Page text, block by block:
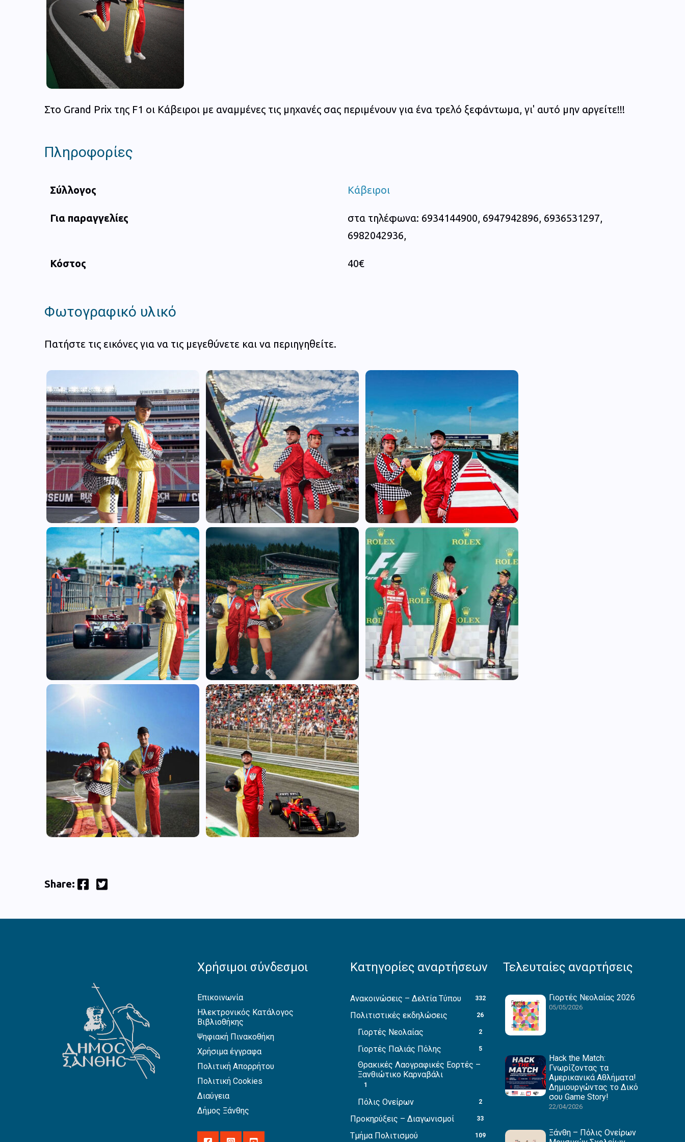
Στο Grand Prix της F1 οι Κάβειροι με αναμμένες τις μηχανές σας περιμένουν για ένα τρελό ξεφάντωμα, γι' αυτό μην αργείτε!!!
Πληροφορίες
Σύλλογος Κάβειροι
Για παραγγελίες
στα τηλέφωνα: 6934144900, 6947942896, 6936531297,
6982042936,
Κόστος 40€
Φωτογραφικό υλικό
Πατήστε τις εικόνες για να τις μεγεθύνετε και να περιηγηθείτε.
Share: Facebook Twitter
Χρήσιμοι σύνδεσμοι
Επικοινωνία
Ηλεκτρονικός Κατάλογος
Βιβλιοθήκης
Ψηφιακή Πινακοθήκη
Χρήσιμα έγγραφα
Πολιτική Απορρήτου
Πολιτική Cookies
Διαύγεια
Δήμος Ξάνθης
Κατηγορίες αναρτήσεων
Ανακοινώσεις – Δελτία Τύπου 332
Πολιτιστικές εκδηλώσεις 26
Γιορτές Νεολαίας 2
Γιορτές Παλιάς Πόλης 5
Θρακικές Λαογραφικές Εορτές –
Ξανθιώτικο Καρναβάλι
1
Πόλις Ονείρων 2
Προκηρύξεις – Διαγωνισμοί 33
Τμήμα Πολιτισμού 109
Τελευταίες αναρτήσεις
Γιορτές Νεολαίας 2026
05/05/2026
Hack the Match:
Γνωρίζοντας τα
Αμερικανικά Αθλήματα!
Δημιουργώντας το Δικό
σου Game Story!
22/04/2026
Ξάνθη – Πόλις Ονείρων